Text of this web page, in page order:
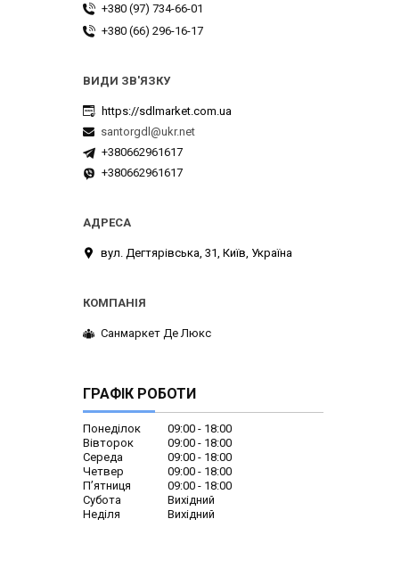
+380 (97) 734-66-01
+380 (66) 296-16-17
https://sdlmarket.com.ua
santorgdl@ukr.net
+380662961617
+380662961617
вул. Дегтярівська, 31, Київ, Україна
Санмаркет Де Люкс
ГРАФІК РОБОТИ
Понеділок 09:00
18:00
Вівторок
09:00
18:00
Середа
09:00
18:00
Четвер
09:00
18:00
Пʼятниця
09:00
18:00
Субота
Вихідний
Неділя
Вихідний